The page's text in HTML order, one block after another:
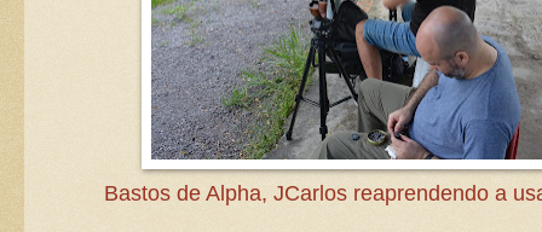
Bastos de Alpha, JCarlos reaprendendo a